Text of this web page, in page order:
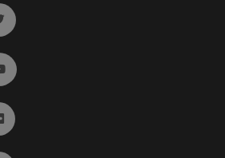
Ir a twitter (abre en ventana nueva)
Ir a YouTube (abre en ventana nueva)
Ir a Flickr (abre en ventana nueva)